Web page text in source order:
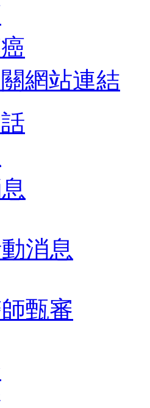
網站連結
消息
甄審